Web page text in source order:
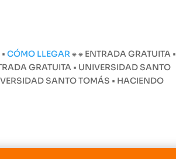
•CÓMO LLEGAR⁕⁕ ENTRADA GRATUITA •
GRATUITA • UNIVERSIDAD SANTO
SANTO TOMÁS • HACIENDO